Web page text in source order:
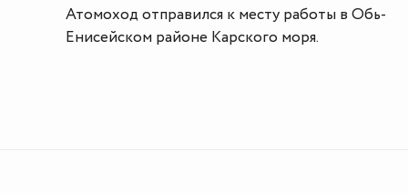
Атомоход отправился к месту работы в Обь-
Енисейском районе Карского моря.